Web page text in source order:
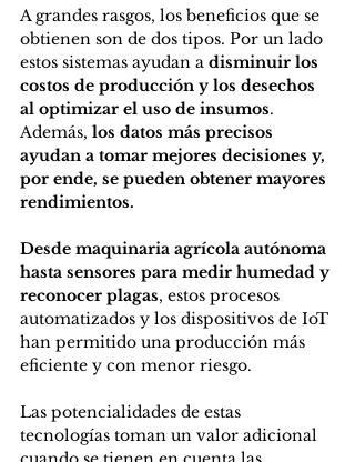
A grandes rasgos, los beneficios que se
obtienen son de dos tipos. Por un lado
estos sistemas ayudan a disminuir los
costos de producción y los desechos
al optimizar el uso de insumos.
Además, los datos más precisos
ayudan a tomar mejores decisiones y,
por ende, se pueden obtener mayores
rendimientos.
Desde maquinaria agrícola autónoma
hasta sensores para medir humedad y
reconocer plagas, estos procesos
automatizados y los dispositivos de IoT
han permitido una producción más
eficiente y con menor riesgo.
Las potencialidades de estas
tecnologías toman un valor adicional